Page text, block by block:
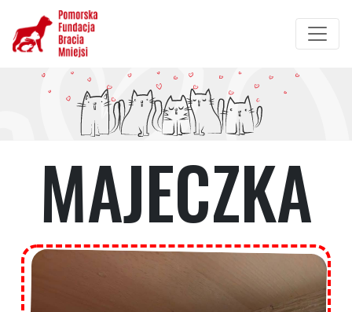
treści
MAJECZKA